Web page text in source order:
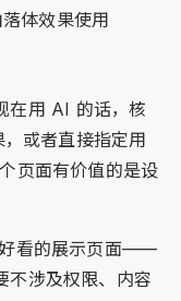
体效果使用
在用 AI 的话，核
或者直接指定用
页面有价值的是设
看的展示页面——
不涉及权限、内容